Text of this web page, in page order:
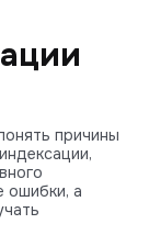
причины
ошибки, а